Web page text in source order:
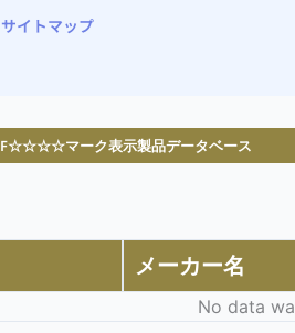
サイトマップ
F☆☆☆☆マーク表示製品データベース
メーカー名
No data